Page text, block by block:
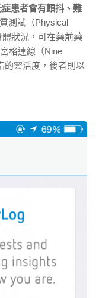
患者會有顫抖、難
質測試（Physical
狀況，可在藥前藥
格連線（Nine
的靈活度，後者則以